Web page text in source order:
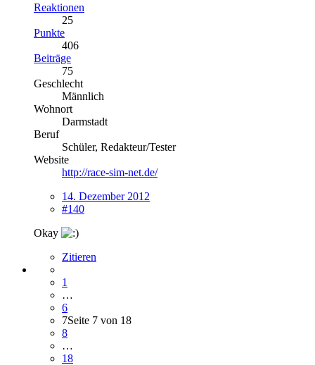
Reaktionen
25
Punkte
406
Beiträge
75
Geschlecht
Männlich
Wohnort
Darmstadt
Beruf
Schüler, Redakteur/Tester
Website
http://race-sim-net.de/
14. Dezember 2012
#140
Okay
Zitieren
1
…
6
7Seite 7 von 18
8
…
18